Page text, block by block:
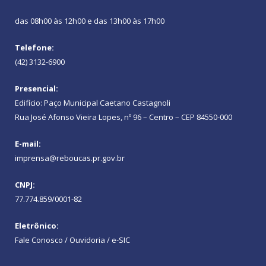
das 08h00 às 12h00 e das 13h00 às 17h00
Telefone:
(42) 3132-6900
Presencial:
Edifício: Paço Municipal Caetano Castagnoli
Rua José Afonso Vieira Lopes, nº 96 – Centro – CEP 84550-000
E-mail:
imprensa@reboucas.pr.gov.br
CNPJ:
77.774.859/0001-82
Eletrônico:
Fale Conosco / Ouvidoria / e-SIC